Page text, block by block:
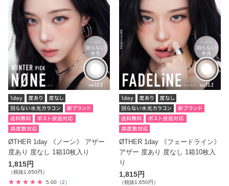
ØTHER 1day 《ノーン》 アザー
度あり 度なし 1箱10枚入り
1,815円
（税抜1,650円）
5.00 （2）
ØTHER 1day 《フェードライン》
アザー 度あり 度なし 1箱10枚入
り
1,815円
（税抜1,650円）